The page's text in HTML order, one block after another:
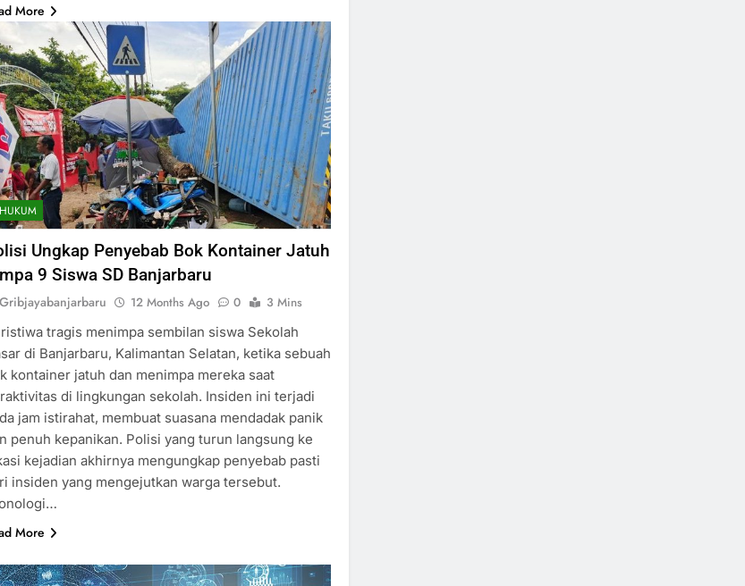
More
HUKUM
Ungkap Penyebab Bok Kontainer Jatuh
9 Siswa SD Banjarbaru
Gribjayabanjarbaru 12 Months Ago 0
3 Mins
tragis menimpa sembilan siswa Sekolah
di Banjarbaru, Kalimantan Selatan, ketika sebuah
kontainer jatuh dan menimpa mereka saat
di lingkungan sekolah. Insiden ini terjadi
jam istirahat, membuat suasana mendadak panik
penuh kepanikan. Polisi yang turun langsung ke
kejadian akhirnya mengungkap penyebab pasti
insiden yang mengejutkan warga tersebut.
More